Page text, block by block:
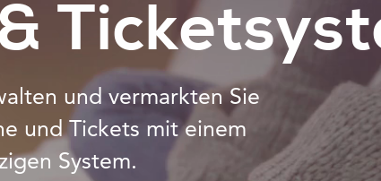
und vermarkten Sie
und Tickets mit einem
System.